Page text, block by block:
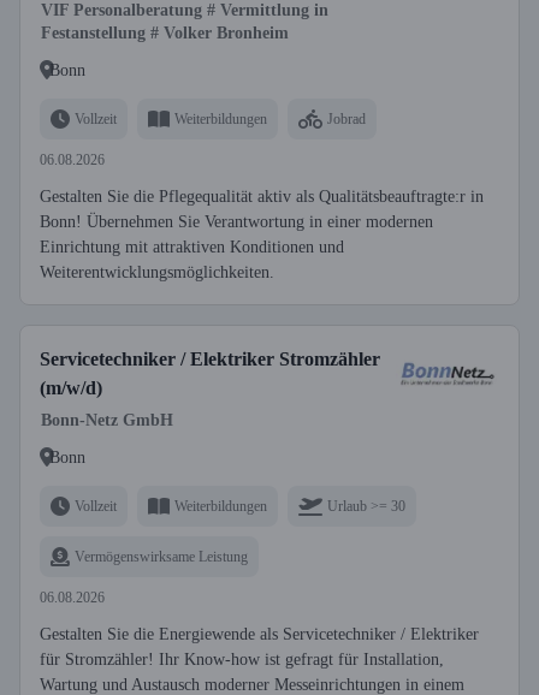
VIF Personalberatung # Vermittlung in
Festanstellung # Volker Bronheim
Bonn
Vollzeit Weiterbildungen Jobrad
06.08.2026
Gestalten Sie die Pflegequalität aktiv als Qualitätsbeauftragte:r in
Bonn! Übernehmen Sie Verantwortung in einer modernen
Einrichtung mit attraktiven Konditionen und
Weiterentwicklungsmöglichkeiten.
Servicetechniker / Elektriker Stromzähler
(m/w/d)
Bonn-Netz GmbH
Bonn
Vollzeit Weiterbildungen Urlaub >= 30
Vermögenswirksame Leistung
06.08.2026
Gestalten Sie die Energiewende als Servicetechniker / Elektriker
für Stromzähler! Ihr Know-how ist gefragt für Installation,
Wartung und Austausch moderner Messeinrichtungen in einem